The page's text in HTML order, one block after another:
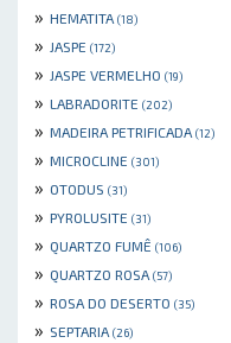
» HEMATITA (18)
» JASPE (172)
» JASPE VERMELHO (19)
» LABRADORITE (202)
» MADEIRA PETRIFICADA (12)
» MICROCLINE (301)
» OTODUS (31)
» PYROLUSITE (31)
» QUARTZO FUMÊ (106)
» QUARTZO ROSA (57)
» ROSA DO DESERTO (35)
» SEPTARIA (26)